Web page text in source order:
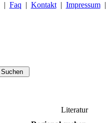
| Faq | Kontakt| Impressum|
Literatur